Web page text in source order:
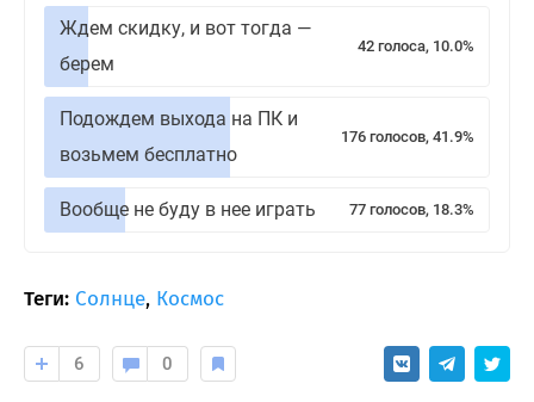
Ждем скидку, и вот тогда —
берем
42 голоса, 10.0%
Подождем выхода на ПК и
возьмем бесплатно
176 голосов, 41.9%
Вообще не буду в нее играть 77 голосов, 18.3%
Теги: Солнце, Космос
6 0